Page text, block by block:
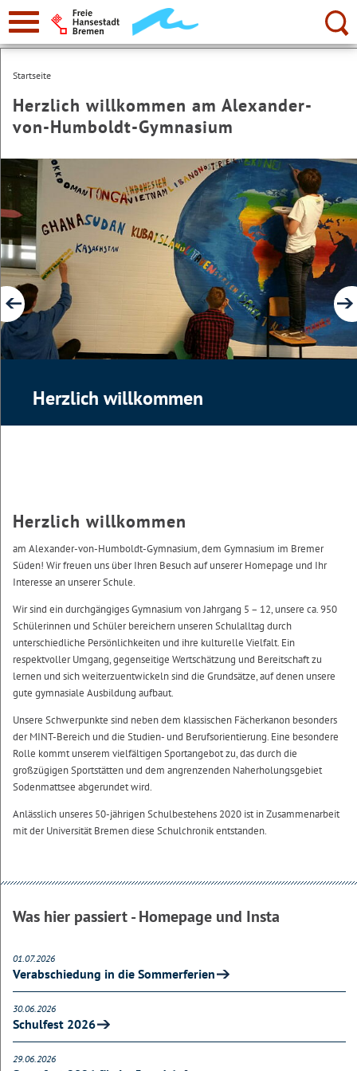
zur
Navigation
Suche:
Startseite
Herzlich willkommen am Alexander-
von-Humboldt-Gymnasium
Herzlich willkommen
Herzlich willkommen
am Alexander-von-Humboldt-Gymnasium, dem Gymnasium im Bremer
Süden! Wir freuen uns über Ihren Besuch auf unserer Homepage und Ihr
Interesse an unserer Schule.
Wir sind ein durchgängiges Gymnasium von Jahrgang 5 – 12, unsere ca. 950
Schülerinnen und Schüler bereichern unseren Schulalltag durch
unterschiedliche Persönlichkeiten und ihre kulturelle Vielfalt. Ein
respektvoller Umgang, gegenseitige Wertschätzung und Bereitschaft zu
lernen und sich weiterzuentwickeln sind die Grundsätze, auf denen unsere
gute gymnasiale Ausbildung aufbaut.
Unsere Schwerpunkte sind neben dem klassischen Fächerkanon besonders
der MINT-Bereich und die Studien- und Berufsorientierung. Eine besondere
Rolle kommt unserem vielfältigen Sportangebot zu, das durch die
großzügigen Sportstätten und dem angrenzenden Naherholungsgebiet
Sodenmattsee abgerundet wird.
Anlässlich unseres 50-jährigen Schulbestehens 2020 ist in Zusammenarbeit
mit der Universität Bremen diese Schulchronik entstanden.
Was hier passiert - Homepage und Insta
01.07.2026
Verabschiedung in die Sommerferien
30.06.2026
Schulfest 2026
29.06.2026